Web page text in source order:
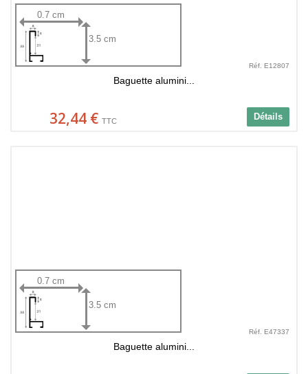
0.7 cm
3.5 cm
Réf. E12807
Baguette alumini...
Détails
32,44 € TTC
0.7 cm
3.5 cm
Réf. E47337
Baguette alumini...